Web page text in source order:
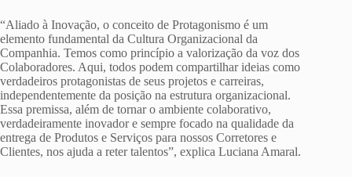
“Aliado à Inovação, o conceito de Protagonismo é um
elemento fundamental da Cultura Organizacional da
Companhia. Temos como princípio a valorização da voz dos
Colaboradores. Aqui, todos podem compartilhar ideias como
verdadeiros protagonistas de seus projetos e carreiras,
independentemente da posição na estrutura organizacional.
Essa premissa, além de tornar o ambiente colaborativo,
verdadeiramente inovador e sempre focado na qualidade da
entrega de Produtos e Serviços para nossos Corretores e
Clientes, nos ajuda a reter talentos”, explica Luciana Amaral.